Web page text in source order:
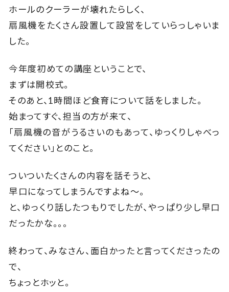
ホールのクーラーが壊れたらしく、
扇風機をたくさん設置して設営をしていらっしゃいま
した。
今年度初めての講座ということで、
まずは開校式。
そのあと、1時間ほど食育について話をしました。
始まってすぐ、担当の方が来て、
「扇風機の音がうるさいのもあって、ゆっくりしゃべっ
てください」とのこと。
ついついたくさんの内容を話そうと、
早口になってしまうんですよね～。
と、ゆっくり話したつもりでしたが、やっぱり少し早口
だったかな。。。
終わって、みなさん、面白かったと言ってくださったの
で、
ちょっとホッと。